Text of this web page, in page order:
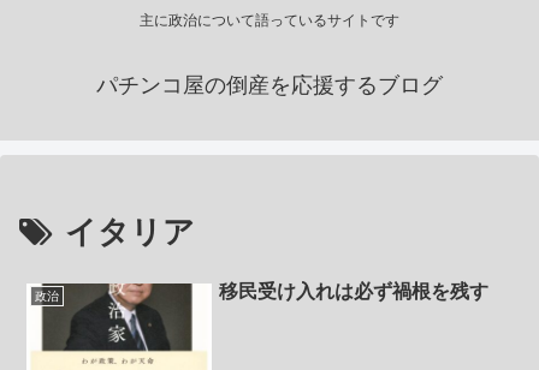
主に政治について語っているサイトです
パチンコ屋の倒産を応援するブログ
イタリア
政治 移民受け入れは必ず禍根を残す